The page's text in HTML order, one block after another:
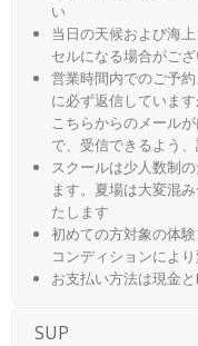
い
当日の天候および海
セルになる場合がご
営業時間内でのご予
に必ず返信していま
こちらからのメール
で、受信できるよう
スクールは少人数制
ます。夏場は大変混
たします
初めての方対象の体
コンディションにより
お支払い方法は現金
SUP